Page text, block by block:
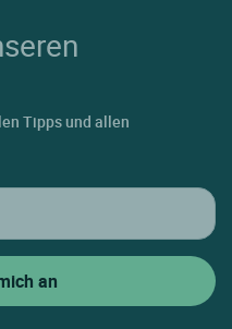
Tipps und allen